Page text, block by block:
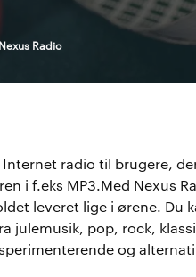
Nexus Radio
Internet radio til brugere,
i f.eks MP3.Med Nexus
leveret lige i ørene. Du
julemusik, pop, rock,
og